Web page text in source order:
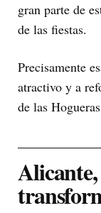
gran parte de
de las fiestas.
Precisamente
atractivo y a
de las